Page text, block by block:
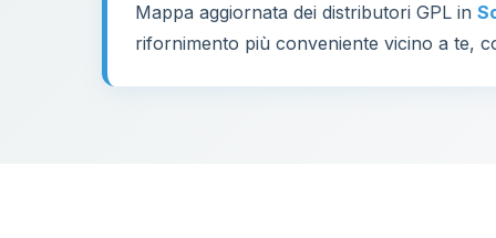
Mappa aggiornata dei distributori GPL in
rifornimento più conveniente vicino a te,